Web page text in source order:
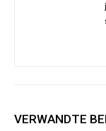
VERWANDTE